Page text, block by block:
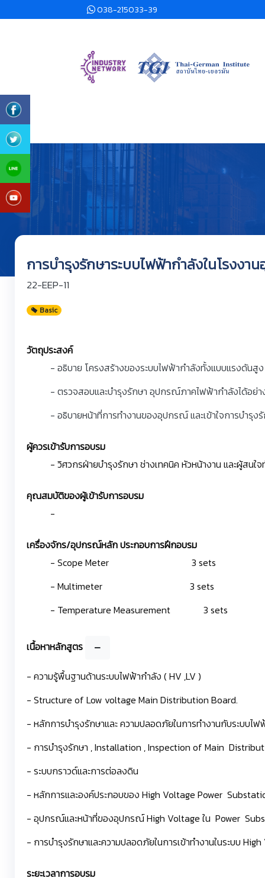
038-215033-39
การบำรุงรักษาระบบไฟฟ้ากำลังในโรงง
22-EEP-11
Basic
วัตถุประสงค์
- อธิบาย โครงสร้างของระบบไฟฟ้ากำลังทั้งแบบแรงดันสู
- ตรวจสอบและบำรุงรักษา อุปกรณ์ภาคไฟฟ้ากำลังได้อย่
- อธิบายหน้าที่การทำงานของอุปกรณ์ และเข้าใจการบำรุ
ผู้ควรเข้ารับการอบรม
- วิศวกรฝ่ายบำรุงรักษา ช่างเทคนิค หัวหน้างาน และผู้สนใจ
คุณสมบัติของผู้เข้ารับการอบรม
-
เครื่องจักร/อุปกรณ์หลัก ประกอบการฝึกอบรม
- Scope Meter 3 sets
- Multimeter 3 sets
- Temperature Measurement 3 sets
เนื้อหาหลักสูตร
- ความรู้พื้นฐานด้านระบบไฟฟ้ากำลัง ( HV ,LV )
- Structure of Low voltage Main Distribution Board.
- หลักการบำรุงรักษาและ ความปลอดภัยในการทำงานกับระบบไฟ
- การบำรุงรักษา , Installation , Inspection of Main
- ระบบกราวด์และการต่อลงดิน
- หลักการและองค์ประกอบของ High Voltage Power
- อุปกรณ์และหน้าที่ของอุปกรณ์ High Voltage ใน Power
- การบำรุงรักษาและความปลอดภัยในการเข้าทำงานในระบบ
ระยะเวลาการอบรม